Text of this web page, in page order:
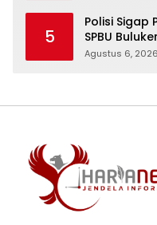
5
Polisi Sigap
SPBU
Agustus 6, 2026